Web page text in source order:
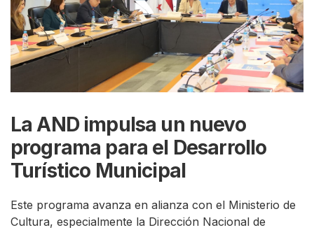
La AND impulsa un nuevo
programa para el Desarrollo
Turístico Municipal
Este programa avanza en alianza con el Ministerio de
Cultura, especialmente la Dirección Nacional de